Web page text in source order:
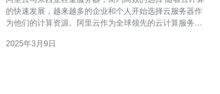
的快速发展，越来越多的企业和个人开始选择云服务器作
为他们的计算资源。阿里云作为全球领先的云计算服务提
效的选择。 阿里云马来西亚轻量服务器是阿里云推出的一
2025年3月9日